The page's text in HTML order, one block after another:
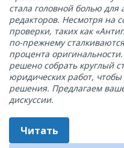
стала головной болью для
редакторов. Несмотря на
проверки, таких как
по-прежнему
процента
решено собрать круглый
юридических работ,
решения. Предлагаем
дискуссии.
Читать